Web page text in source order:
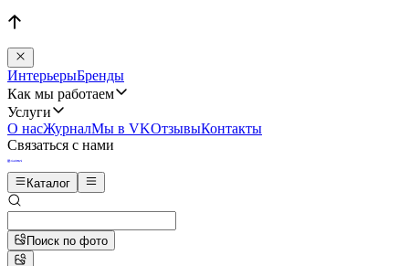
ИнтерьерыБренды
Как мы работаем
Услуги
О насЖурналМы в VKОтзывыКонтакты
Связаться с нами
Каталог
Поиск по фото